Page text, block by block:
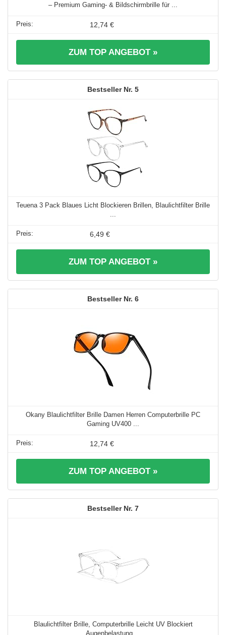
– Premium Gaming- & Bildschirmbrille für ...
12,74 €
ZUM TOP ANGEBOT »
5
Teuena 3 Pack Blaues Licht Blockieren Brillen, Blaulichtfilter Brille
6,49 €
ZUM TOP ANGEBOT »
6
Okany Blaulichtfilter Brille Damen Herren Computerbrille PC
Gaming UV400 ...
12,74 €
ZUM TOP ANGEBOT »
7
Blaulichtfilter Brille, Computerbrille Leicht UV Blockiert
Augenbelastung ...